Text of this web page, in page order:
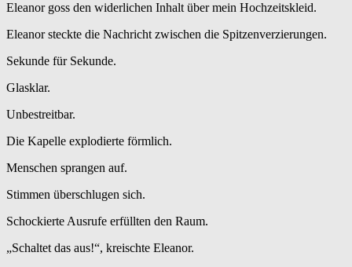
Eleanor goss den widerlichen Inhalt über mein Hochzeitskleid.
Eleanor steckte die Nachricht zwischen die Spitzenverzierungen.
Sekunde für Sekunde.
Glasklar.
Unbestreitbar.
Die Kapelle explodierte förmlich.
Menschen sprangen auf.
Stimmen überschlugen sich.
Schockierte Ausrufe erfüllten den Raum.
„Schaltet das aus!“, kreischte Eleanor.